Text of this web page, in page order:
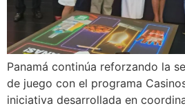
Panamá continúa reforzando la
de juego con el programa
iniciativa desarrollada en